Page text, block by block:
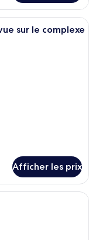
d’hôtel avec deux lits,
sur le complexe
Afficher les prix
d’hôtel avec deux